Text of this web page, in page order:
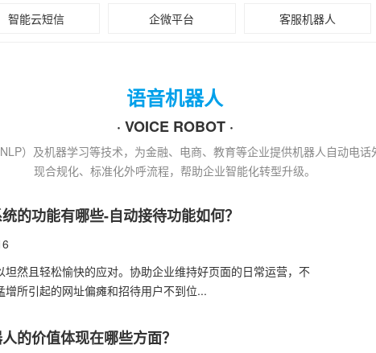
智能云短信 企微平台 客服机器人
语音机器人
· VOICE ROBOT ·
）及机器学习等技术，为金融、电商、教育等企业提供机器人自动电
现合规化、标准化外呼流程，帮助企业智能化转型升级。
的功能有哪些-自动接待功能如何？
坦然且轻松愉快的应对。协助企业维持好页面的日常运营，不
增所引起的网址偏瘫和招待用户不到位...
的价值体现在哪些方面？